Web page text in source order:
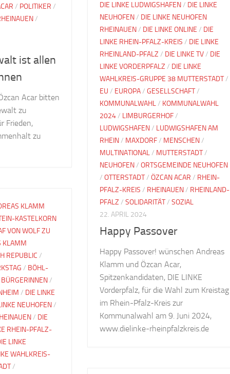
/ POLITIKER /
/
ist allen
Acar bitten
zu
Frieden,
zu
DIE LINKE LUDWIGSHAFEN/ DIE LINKE
NEUHOFEN/ DIE LINKE NEUHOFEN
RHEINAUEN/ DIE LINKE ONLINE / DIE
LINKE RHEIN-PFALZ-KREIS / DIE LINKE
RHEINLAND-PFALZ / DIE LINKE TV/ DIE
LINKE VORDERPFALZ / DIE LINKE
WAHLKREIS-GRUPPE 38 MUTTERSTADT/
EU / EUROPA/ GESELLSCHAFT/
KOMMUNALWAHL/ KOMMUNALWAHL
2024/ LIMBURGERHOF/
LUDWIGSHAFEN/ LUDWIGSHAFEN AM
RHEIN/ MAXDORF/ MENSCHEN/
MULTINATIONAL/ MUTTERSTADT/
NEUHOFEN/ ORTSGEMEINDE NEUHOFEN
/ OTTERSTADT/ ÖZCAN ACAR / RHEIN-
PFALZ-KREIS / RHEINAUEN/ RHEINLAND-
PFALZ / SOLIDARITÄT/ SOZIAL
22. APRIL 2024
Happy Passover
Happy Passover! wünschen Andreas
Klamm und Özcan Acar,
Spitzenkandidaten, DIE LINKE
Vorderpfalz, für die Wahl zum Kreistag
im Rhein-Pfalz-Kreis zur
Kommunalwahl am 9. Juni 2024,
www.dielinke-rheinpfalzkreis.de
KLAMM
KASTELKORN
VON WOLF ZU
KLAMM
REPUBLIC /
/ BÖHL-
BÜRGERINNEN/
/ DIE LINKE
NEUHOFEN/
/ DIE
RHEIN-PFALZ-
LINKE
WAHLKREIS-
/